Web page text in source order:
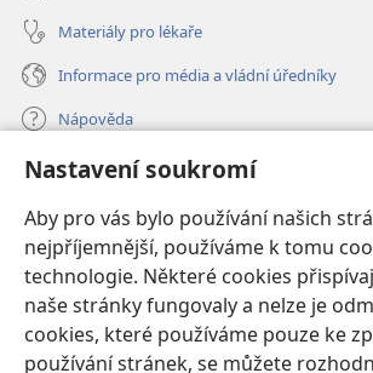
Nastavení soukromí
Aby pro vás bylo používání našich
nejpříjemnější, používáme k tomu
technologie. Některé cookies
naše stránky fungovaly a nelze je
cookies, které používáme pouze ke
používání stránek, se můžete
Materiály pro lékaře
Informace pro média a vládní úředníky
Nápověda
Dary
nové
okno) ONLINE KNIHOVNA Strážné věže
(otevřeno
nové
okno)JW Hub®
(otevřeno
nové
okno)JW Library